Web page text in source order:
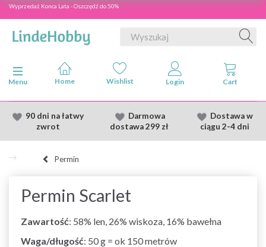
Wyprzedaż Konca Lata - Oszczędź do 50%
Przełącz nawigację
Menu
90 dni na łatwy
zwrot
Darmowa
dostawa299 zł
Dostawaw
ciągu 2-4 dni
Permin
Permin Scarlet
Zawartość: 58% len, 26% wiskoza, 16% bawełna
Waga/długość: 50 g = ok 150 metrów